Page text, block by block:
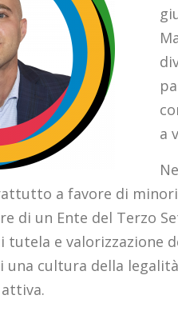
a
a favore di
di un Ente del Terzo
tutela e valorizzazione
una cultura della